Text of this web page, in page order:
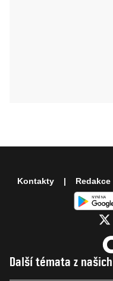
Další témata z
Kontakty Redakce